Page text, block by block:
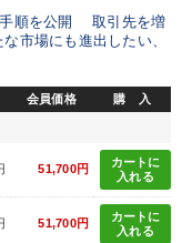
手順を公開 取引先を増
市場にも進出したい、
会員価格 購 入
51,700円
カートに
入れる
51,700円
カートに
入れる